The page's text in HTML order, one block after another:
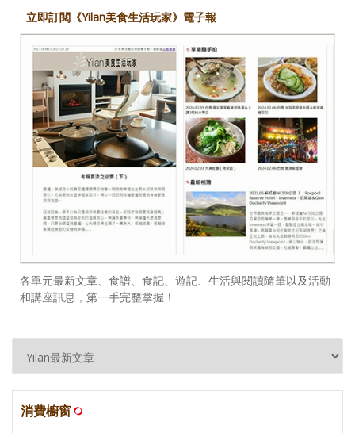
立即訂閱《Yilan美食生活玩家》電子報
各單元最新文章、食譜、食記、遊記、生活與閱讀隨筆以及活動
和講座訊息，第一手完整掌握！
消費櫥窗